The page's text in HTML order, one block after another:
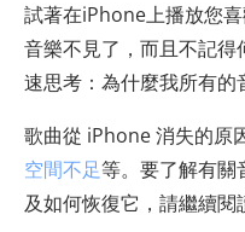
試著在iPhone上播放您
音樂不見了，而且不記
速思考：為什麼我所有
歌曲從 iPhone 消失的原
空間不足等。要了解有關
及如何恢復它，請繼續閱